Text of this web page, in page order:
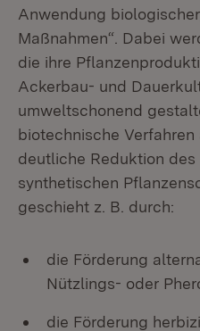
Anwendung
Maßnahmen“. Dabei
die ihre
Ackerbau- und
umweltschonend
biotechnische
deutliche Reduktion
synthetischen
geschieht z. B. durch:
die Förderung
Nützlings- oder
die Förderung